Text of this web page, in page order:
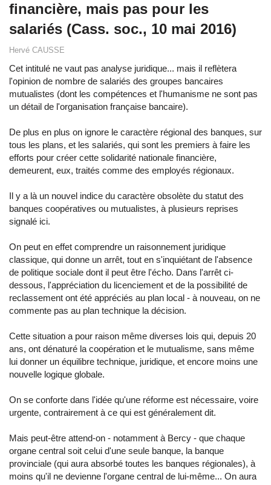
financière, mais pas pour les
salariés (Cass. soc., 10 mai 2016)
Hervé CAUSSE
Cet intitulé ne vaut pas analyse juridique... mais il reflètera
l'opinion de nombre de salariés des groupes bancaires
mutualistes (dont les compétences et l'humanisme ne sont pas
un détail de l'organisation française bancaire).
De plus en plus on ignore le caractère régional des banques, sur
tous les plans, et les salariés, qui sont les premiers à faire les
efforts pour créer cette solidarité nationale financière,
demeurent, eux, traités comme des employés régionaux.
Il y a là un nouvel indice du caractère obsolète du statut des
banques coopératives ou mutualistes, à plusieurs reprises
signalé ici.
On peut en effet comprendre un raisonnement juridique
classique, qui donne un arrêt, tout en s'inquiétant de l'absence
de politique sociale dont il peut être l'écho. Dans l'arrêt ci-
dessous, l'appréciation du licenciement et de la possibilité de
reclassement ont été appréciés au plan local - à nouveau, on ne
commente pas au plan technique la décision.
Cette situation a pour raison même diverses lois qui, depuis 20
ans, ont dénaturé la coopération et le mutualisme, sans même
lui donner un équilibre technique, juridique, et encore moins une
nouvelle logique globale.
On se conforte dans l'idée qu'une réforme est nécessaire, voire
urgente, contrairement à ce qui est généralement dit.
Mais peut-être attend-on - notamment à Bercy - que chaque
organe central soit celui d'une seule banque, la banque
provinciale (qui aura absorbé toutes les banques régionales), à
moins qu'il ne devienne l'organe central de lui-même... On aura